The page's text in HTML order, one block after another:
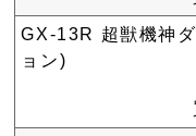
GX-13R 超獣機神
ョン)